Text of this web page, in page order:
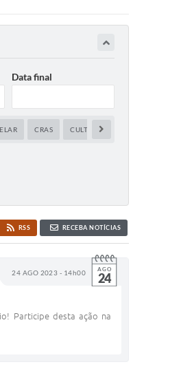
Data final
CRAS CULTURA
RSS RECEBA NOTÍCIAS
24 AGO 2023 - 14h00 AGO
24
Participe desta ação na